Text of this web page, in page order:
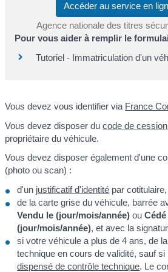
Accéder au service en
Agence nationale des titres
Pour vous aider à remplir le
Tutoriel - Immatriculation d'un
Vous devez vous identifier via France
Vous devez disposer ducode de cession
propriétaire du véhicule.
Vous devez disposer également d'une
(photo ou scan) :
d'un justificatif d'identité par cotitulaire,
de la carte grise du véhicule, barrée
Vendu le (jour/mois/année) ouCédé
(jour/mois/année), et avec la
si votre véhicule a plus de 4 ans, de
technique en cours de validité, sauf
dispensé de contrôle technique. Le